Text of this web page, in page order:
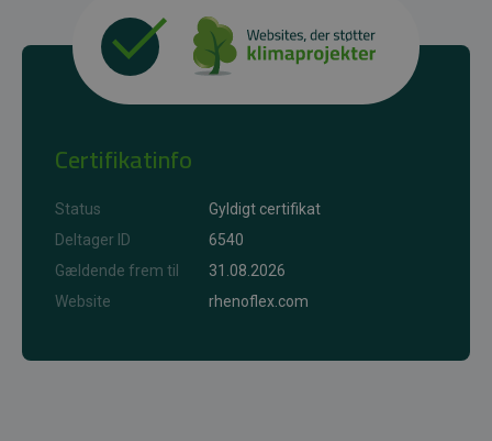
Certifikatinfo
Status
Gyldigt certifikat
Deltager ID
6540
Gældende frem til
31.08.2026
Website
rhenoflex.com